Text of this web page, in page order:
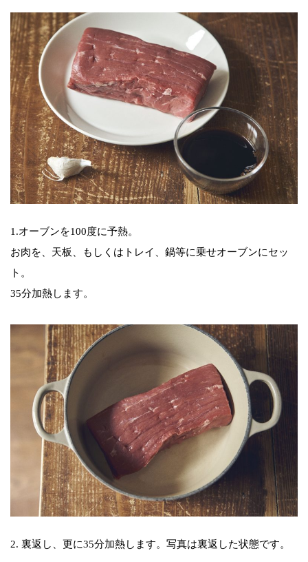
1.オーブンを100度に予熱。
お肉を、天板、もしくはトレイ、鍋等に乗せオーブンにセッ
ト。
35分加熱します。
2. 裏返し、更に35分加熱します。写真は裏返した状態です。